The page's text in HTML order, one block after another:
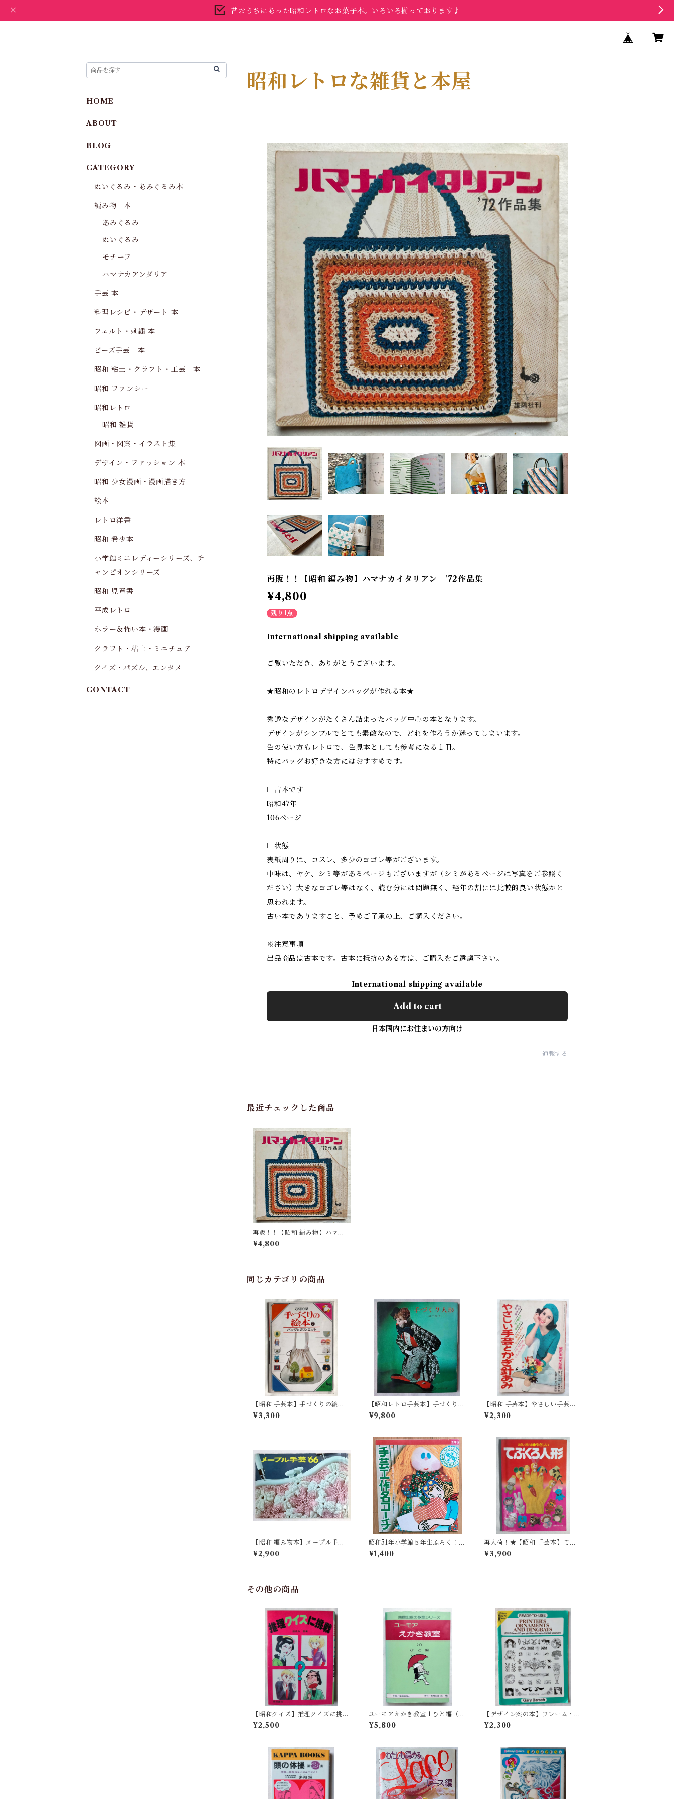
昔おうちにあった昭和レトロなお菓子本。いろいろ揃っております♪
昭和レトロな雑貨と本屋
再販！！【昭和 編み物】ハマナカイタリアン '72作品集
¥4,800
残り1点
International shipping available
ご覧いただき、ありがとうございます。
★昭和のレトロデザインバッグが作れる本★
秀逸なデザインがたくさん詰まったバッグ中心の本となります。
デザインがシンプルでとても素敵なので、どれを作ろうか迷ってしまいます。
色の使い方もレトロで、色見本としても参考になる１冊。
特にバッグお好きな方にはおすすめです。
□古本です
昭和47年
106ページ
□状態
表紙周りは、コスレ、多少のヨゴレ等がございます。
中味は、ヤケ、シミ等があるページもございますが（シミがあるページは写真をご参照く
ださい）大きなヨゴレ等はなく、読む分には問題無く、経年の割には比較的良い状態かと
思われます。
古い本でありますこと、予めご了承の上、ご購入ください。
※注意事項
出品商品は古本です。古本に抵抗のある方は、ご購入をご遠慮下さい。
International shipping available
Add to cart
日本国内にお住まいの方向け
通報する
最近チェックした商品
再販！！【昭和 編み物】ハマナ
カイタリアン '72作品集
¥4,800
同じカテゴリの商品
【昭和 手芸本】手づくりの絵
本 バッグとポシェット（昭和5
6年）
¥3,300
【昭和レトロ手芸本】手づくり人
形 - 和田絢子(昭和40年)
¥9,800
【昭和 手芸本】やさしい手芸と
かぎ針あみ （昭和43年）
¥2,300
【昭和 編み物本】メープル手
芸'66（昭和41年）
¥2,900
昭和51年小学館５年生ふろく：手
芸工作名コーチ
¥1,400
再入荷！★【昭和 手芸本】てぶ
くろ人形（昭和54年）
¥3,900
その他の商品
【昭和クイズ】推理クイズに挑戦
（昭和57年）
¥2,500
ユーモアえかき教室 1 ひと編（昭
和60年）
¥5,800
【デザイン案の本】フレーム・ボ
ーダーアイデア Ready-to-Use
¥2,300
HOME
ABOUT
BLOG
CATEGORY
ぬいぐるみ・あみぐるみ本
編み物 本
あみぐるみ
ぬいぐるみ
モチーフ
ハマナカアンダリア
手芸 本
料理レシピ・デザート 本
フェルト・刺繍 本
ビーズ手芸 本
昭和 粘土・クラフト・工芸 本
昭和 ファンシー
昭和レトロ
昭和 雑貨
図画・図案・イラスト集
デザイン・ファッション 本
昭和 少女漫画・漫画描き方
絵本
レトロ洋書
昭和 希少本
小学館ミニレディーシリーズ、チ
ャンピオンシリーズ
昭和 児童書
平成レトロ
ホラー＆怖い本・漫画
クラフト・粘土・ミニチュア
クイズ・パズル、エンタメ
CONTACT